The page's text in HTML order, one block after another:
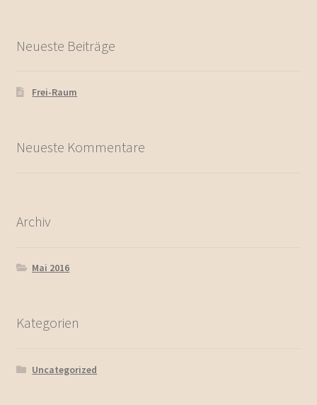
Neueste Beiträge
Frei-Raum
Neueste Kommentare
Archiv
Mai 2016
Kategorien
Uncategorized